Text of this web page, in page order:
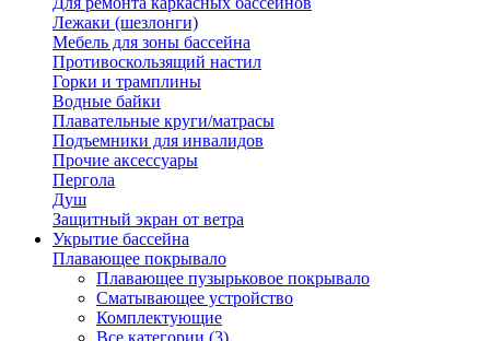
Лежаки (шезлонги)
Мебель для зоны бассейна
Противоскользящий настил
Горки и трамплины
Водные байки
Плавательные круги/матрасы
Подъемники для инвалидов
Прочие аксессуары
Пергола
Душ
Защитный экран от ветра
Укрытие бассейна
Плавающее покрывало
Плавающее пузырьковое покрывало
Сматывающее устройство
Комплектующие
Все категории (3)